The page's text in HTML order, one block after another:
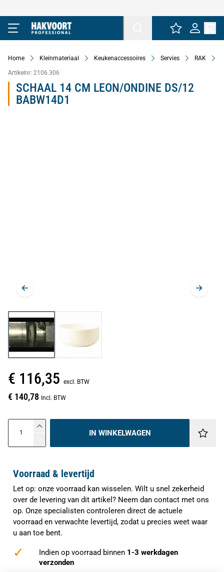
Ga naar de inhoud
Home Kleinmateriaal Keukenaccessoires Servies RAK
Artikelnr: 2106.306
SCHAAL 14 CM LEON/ONDINE DS/12
BABW14D1
€ 116,35 excl. BTW
€ 140,78 Incl. BTW
IN WINKELWAGEN
Voorraad & levertijd
Let op: onze voorraad kan wisselen. Wilt u snel zekerheid
over de levering van dit artikel? Neem dan contact met ons
op. Onze specialisten controleren direct de actuele
voorraad en verwachte levertijd, zodat u precies weet waar
u aan toe bent.
✓ Indien op voorraad binnen 1-3 werkdagen
verzonden